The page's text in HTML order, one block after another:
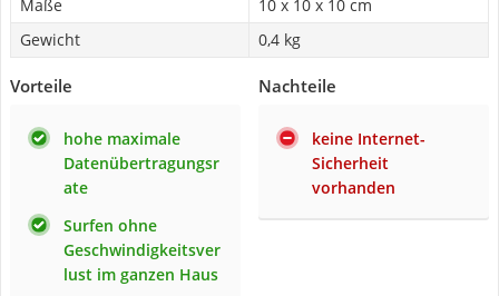
Maße
10 x 10 x 10 cm
Gewicht
0,4 kg
Vorteile
hohe maximale
Datenübertragungsr
ate
Surfen ohne
Geschwindigkeitsver
lust im ganzen Haus
Nachteile
keine Internet-
Sicherheit
vorhanden